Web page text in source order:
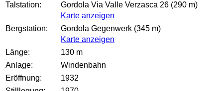
Talstation:
Gordola Via Valle Verzasca 26 (290 m)
Karte anzeigen
Bergstation:
Gordola Gegenwerk (345 m)
Karte anzeigen
Länge:
130 m
Anlage:
Windenbahn
Eröffnung:
1932